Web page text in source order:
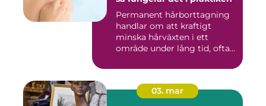
Permanent hårborttagning
handlar om att kraftigt
minska hårväxten i ett
område under lång tid, ofta
03. mar